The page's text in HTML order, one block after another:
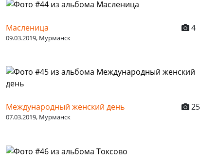
Масленица 4
09.03.2019, Мурманск
Международный женский день 25
07.03.2019, Мурманск